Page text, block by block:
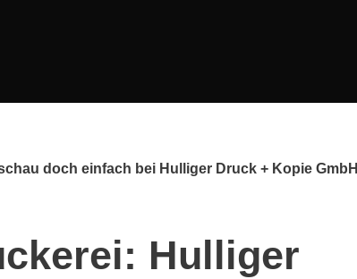
doch einfach bei Hulliger Druck + Kopie GmbH
Hulliger